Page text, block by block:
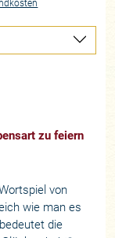
zu feiern
von
wie man es
die